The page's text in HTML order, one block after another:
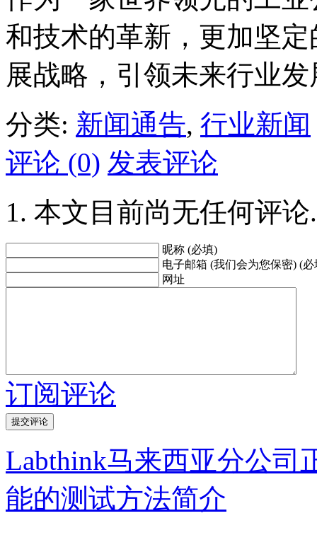
和技术的革新，更加坚
展战略，引领未来行业
分类: 新闻通告, 行业新闻
评论 (0) 发表评论
本文目前尚无任何评论.
昵称 (必填)
电子邮箱 (我们会为您保密) (必
网址
订阅评论
Labthink马来西亚分公司
能的测试方法简介